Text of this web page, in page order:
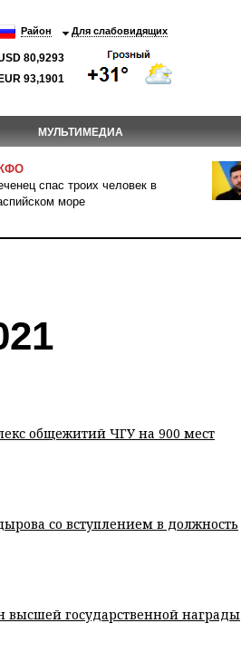
Район Для слабовидящих
80,9293
EUR 93,1901
МУЛЬТИМЕДИА
спас троих человек в
море
общежитий ЧГУ на 900 мест
со вступлением в должность
высшей государственной награды